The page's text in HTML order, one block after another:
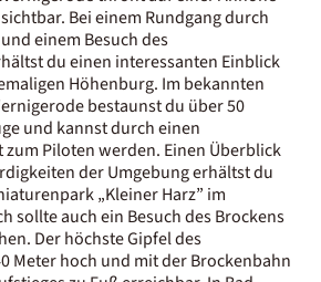
Bei einem Rundgang durch
einem Besuch des
du einen interessanten Einblick
Höhenburg. Im bekannten
bestaunst du über 50
und kannst durch einen
Piloten werden. Einen Überblick
der Umgebung erhältst du
„Kleiner Harz” im
sollte auch ein Besuch des Brockens
Der höchste Gipfel des
Meter hoch und mit der Brockenbahn